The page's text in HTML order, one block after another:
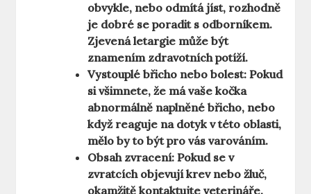
obvykle, nebo odmítá jíst, rozhodně
je dobré se poradit s odborníkem.
Zjevená letargie může být
znamením zdravotních potíží.
Vystouplé břicho nebo bolest: Pokud
si všimnete, že má vaše kočka
abnormálně naplněné břicho, nebo
když reaguje na dotyk v této oblasti,
mělo by to být pro vás varováním.
Obsah zvracení: Pokud se v
zvratcích objevují krev nebo žluč,
okamžitě kontaktujte veterináře.